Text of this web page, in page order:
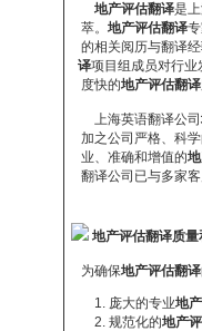
地产评估翻译是
萃。 地产评估翻译
的相关阅历与翻译经
译项目组成员对行业
度快的地产评估翻译
上海英语翻译公司
加之公司严格、科学
业、准确和增值的
翻译公司已与多家客
地产评估翻译质
为确保地产评估翻译
庞大的专业地
规范化的地产